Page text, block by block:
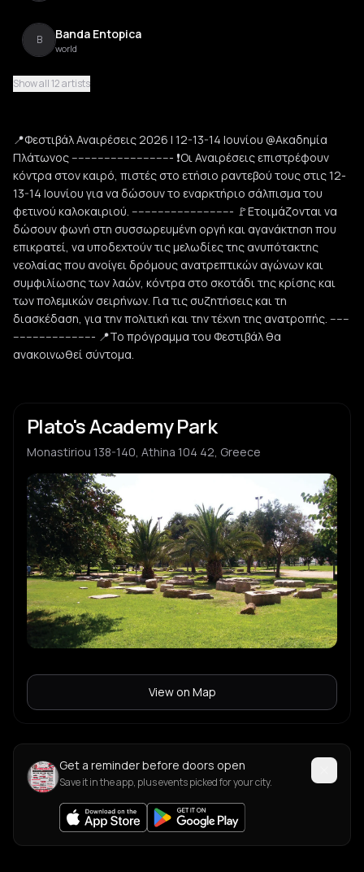
B Banda Entopica
world
χατ τρικ
M Mora sti Fotia
classic greek rock
N Nalyssa Green
U Usurum
N NEKROTSOULITHRA
Show all 12 artists
📍Φεστιβάλ Αναιρέσεις 2026 | 12-13-14 Ιουνίου @Ακαδημία
Πλάτωνος ------------------------------- ❗️Οι Αναιρέσεις επιστρέφουν
κόντρα στον καιρό, πιστές στο ετήσιο ραντεβού τους στις 12-
13-14 Ιουνίου για να δώσουν το εναρκτήριο σάλπισμα του
φετινού καλοκαιριού. ------------------------------- 🚩Ετοιμάζονται να
δώσουν φωνή στη συσσωρευμένη οργή και αγανάκτηση που
επικρατεί, να υποδεχτούν τις μελωδίες της ανυπότακτης
νεολαίας που ανοίγει δρόμους ανατρεπτικών αγώνων και
συμφιλίωσης των λαών, κόντρα στο σκοτάδι της κρίσης και
των πολεμικών σειρήνων. Για τις συζητήσεις και τη
διασκέδαση, για την πολιτική και την τέχνη της ανατροπής. ------
------------------------- 📍Το πρόγραμμα του Φεστιβάλ θα
ανακοινωθεί σύντομα.
Plato's Academy Park
Monastiriou 138-140, Athina 104 42, Greece
View on Map
Get a reminder before doors open
Save it in the app, plus events picked for your city.